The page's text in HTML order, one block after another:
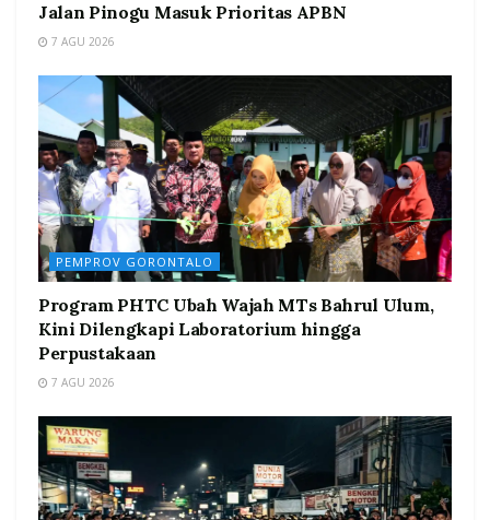
Jalan Pinogu Masuk Prioritas APBN
7 AGU 2026
PEMPROV GORONTALO
Program PHTC Ubah Wajah MTs Bahrul Ulum,
Kini Dilengkapi Laboratorium hingga
Perpustakaan
7 AGU 2026